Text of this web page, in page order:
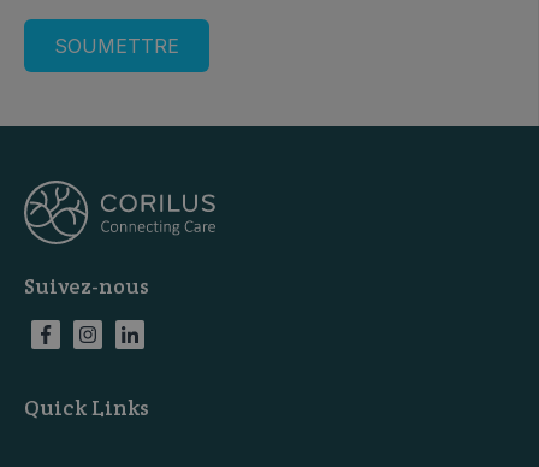
Suivez-nous
Quick Links